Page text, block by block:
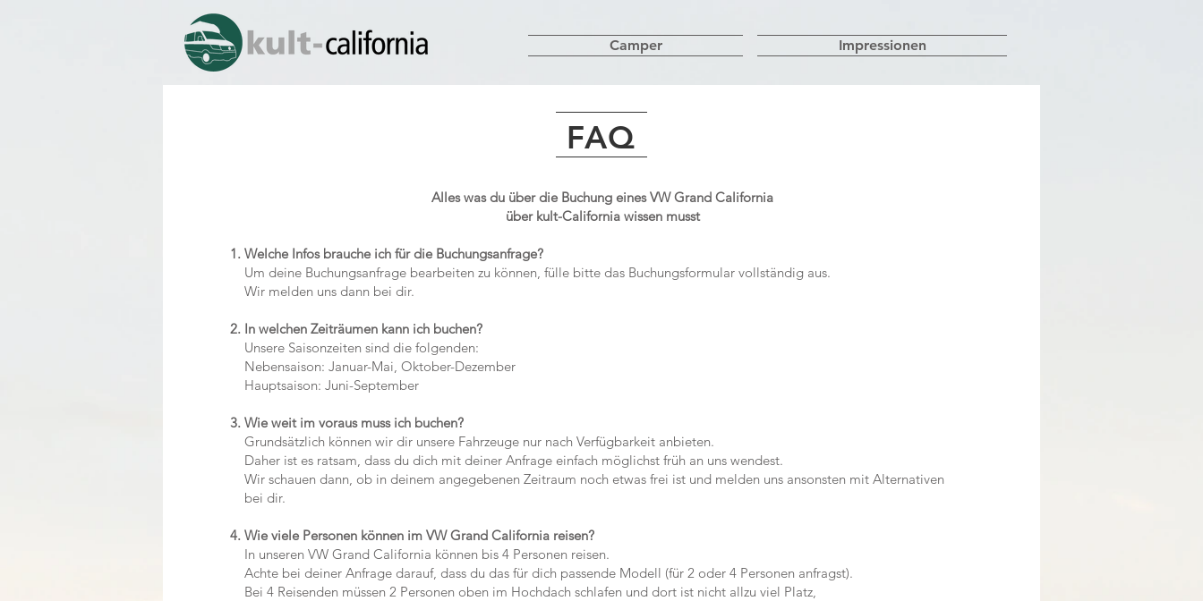
Camper Impressionen
FAQ
Alles was du über die Buchung eines VW Grand California
über kult-California wissen musst
1. Welche Infos brauche ich für die Buchungsanfrage?
Um deine Buchungsanfrage bearbeiten zu können, fülle bitte das Buchungsformular vollständig aus.
Wir melden uns dann bei dir.
2. In welchen Zeiträumen kann ich buchen?
Unsere Saisonzeiten sind die folgenden:
Nebensaison: Januar-Mai, Oktober-Dezember
Hauptsaison: Juni-September
3. Wie weit im voraus muss ich buchen?
Grundsätzlich können wir dir unsere Fahrzeuge nur nach Verfügbarkeit anbieten.
Daher ist es ratsam, dass du dich mit deiner Anfrage einfach möglichst früh an uns wendest.
Wir schauen dann, ob in deinem angegebenen Zeitraum noch etwas frei ist und melden uns ansonsten mit Alternativen
bei dir.
4. Wie viele Personen können im VW Grand California reisen?
In unseren VW Grand California können bis 4 Personen reisen.
Achte bei deiner Anfrage darauf, dass du das für dich passende Modell (für 2 oder 4 Personen anfragst).
Bei 4 Reisenden müssen 2 Personen oben im Hochdach schlafen und dort ist nicht allzu viel Platz,